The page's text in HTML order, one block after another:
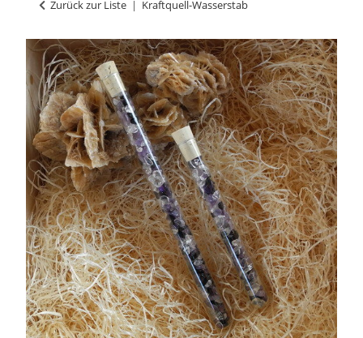
Zurück zur Liste Kraftquell-Wasserstab